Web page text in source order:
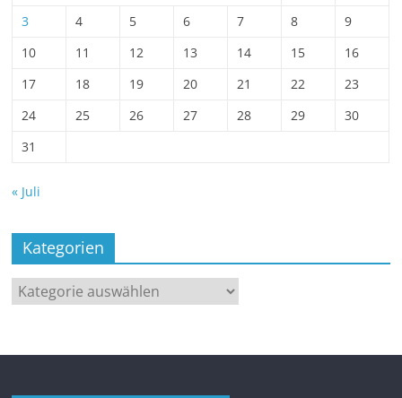
3
4 5 6 7 8
9
10
11 12 13 14 15
16
17
18 19 20 21 22
23
24
25 26 27 28 29
30
31
« Juli
Kategorien
Kategorien